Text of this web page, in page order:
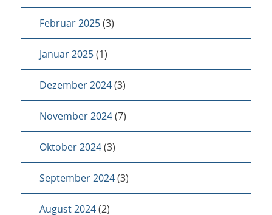
Februar 2025(3)
Januar 2025(1)
Dezember 2024(3)
November 2024(7)
Oktober 2024(3)
September 2024(3)
August 2024(2)